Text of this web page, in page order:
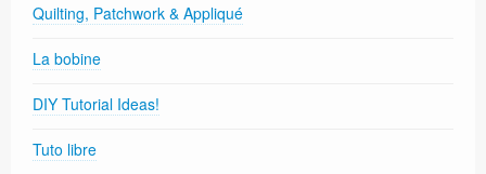
Quilting, Patchwork & Appliqué
La bobine
DIY Tutorial Ideas!
Tuto libre